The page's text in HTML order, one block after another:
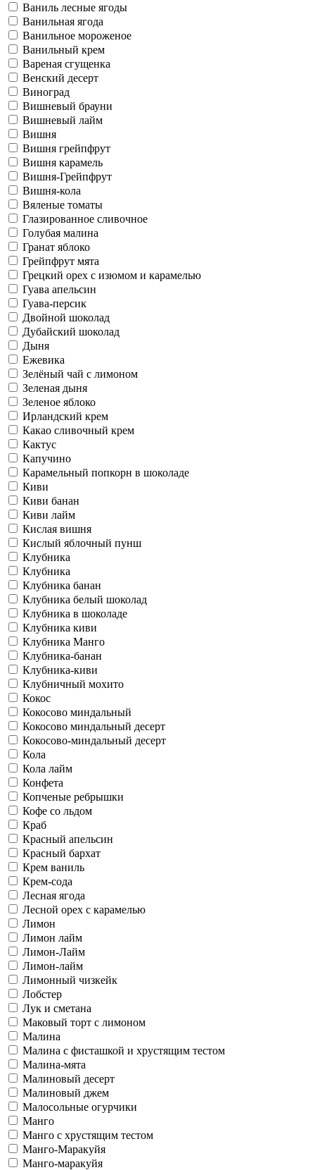
Ваниль лесные ягоды
Ванильная ягода
Ванильное мороженое
Ванильный крем
Вареная сгущенка
Венский десерт
Виноград
Вишневый брауни
Вишневый лайм
Вишня
Вишня грейпфрут
Вишня карамель
Вишня-Грейпфрут
Вишня-кола
Вяленые томаты
Глазированное сливочное
Голубая малина
Гранат яблоко
Грейпфрут мята
Грецкий орех с изюмом и карамелью
Гуава апельсин
Гуава-персик
Двойной шоколад
Дубайский шоколад
Дыня
Ежевика
Зелёный чай с лимоном
Зеленая дыня
Зеленое яблоко
Ирландский крем
Какао сливочный крем
Кактус
Капучино
Карамельный попкорн в шоколаде
Киви
Киви банан
Киви лайм
Кислая вишня
Кислый яблочный пунш
Клубника
Клубника
Клубника банан
Клубника белый шоколад
Клубника в шоколаде
Клубника киви
Клубника Манго
Клубника-банан
Клубника-киви
Клубничный мохито
Кокос
Кокосово миндальный
Кокосово миндальный десерт
Кокосово-миндальный десерт
Кола
Кола лайм
Конфета
Копченые ребрышки
Кофе со льдом
Краб
Красный апельсин
Красный бархат
Крем ваниль
Крем-сода
Лесная ягода
Лесной орех с карамелью
Лимон
Лимон лайм
Лимон-Лайм
Лимон-лайм
Лимонный чизкейк
Лобстер
Лук и сметана
Маковый торт с лимоном
Малина
Малина с фисташкой и хрустящим тестом
Малина-мята
Малиновый десерт
Малиновый джем
Малосольные огурчики
Манго
Манго с хрустящим тестом
Манго-Маракуйя
Манго-маракуйя